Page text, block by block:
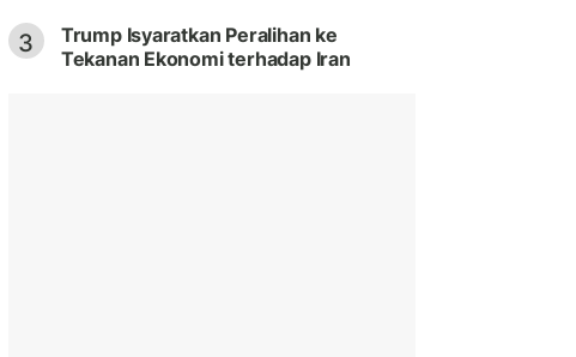
3
Trump Isyaratkan Peralihan ke
Tekanan Ekonomi terhadap Iran